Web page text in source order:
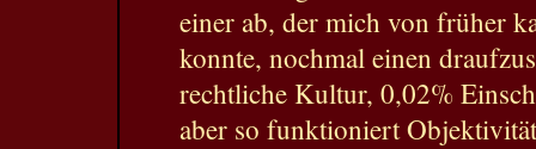
einer ab, der mich von früher
konnte, nochmal einen
rechtliche Kultur, 0,02%
aber so funktioniert